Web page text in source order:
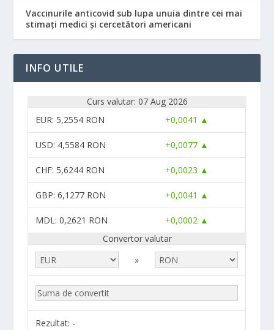
Vaccinurile anticovid sub lupa unuia dintre cei mai
stimați medici și cercetători americani
INFO UTILE
Curs valutar: 07 Aug 2026
EUR: 5,2554 RON +0,0041 ▲
USD: 4,5584 RON +0,0077 ▲
CHF: 5,6244 RON +0,0023 ▲
GBP: 6,1277 RON +0,0041 ▲
MDL: 0,2621 RON
+0,0002 ▲
Convertor valutar
»
Rezultat: -